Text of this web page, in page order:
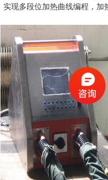
多段位加热曲线编程，加